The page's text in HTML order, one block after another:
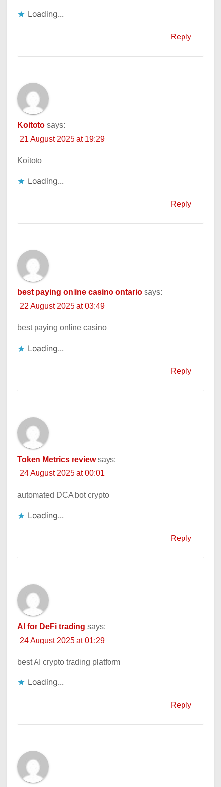
Loading...
Reply
Koitoto says:
21 August 2025 at 19:29
Koitoto
Loading...
Reply
best paying online casino ontario says:
22 August 2025 at 03:49
best paying online casino
Loading...
Reply
Token Metrics review says:
24 August 2025 at 00:01
automated DCA bot crypto
Loading...
Reply
AI for DeFi trading says:
24 August 2025 at 01:29
best AI crypto trading platform
Loading...
Reply